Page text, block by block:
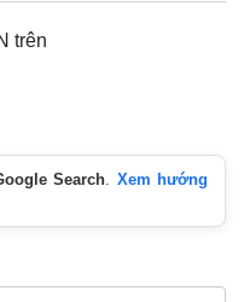
trên
Search. Xem hướng